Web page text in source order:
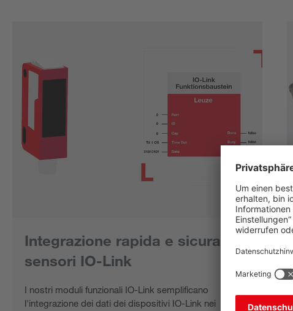
Integrazione rapida e sicura di
sensori IO-Link
I nostri moduli funzionali IO-Link semplificano
l'integrazione dei dati dei dispositivi IO-Link nei